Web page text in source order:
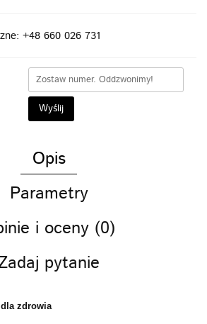
+48 660 026 731
Wyślij
Opis
Parametry
i oceny (0)
pytanie
zdrowia